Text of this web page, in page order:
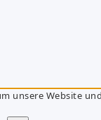
unsere Website